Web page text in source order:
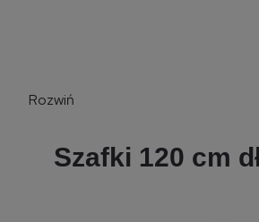
Rozwiń
Szafki 120 cm